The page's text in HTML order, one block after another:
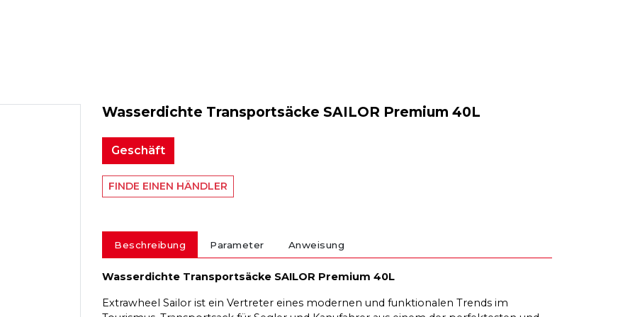
Wasserdichte Transportsäcke SAILOR Premium 40L
Geschäft
FINDE EINEN HÄNDLER
Beschreibung Parameter Anweisung
Wasserdichte Transportsäcke SAILOR Premium 40L
Extrawheel Sailor ist ein Vertreter eines modernen und funktionalen Trends im